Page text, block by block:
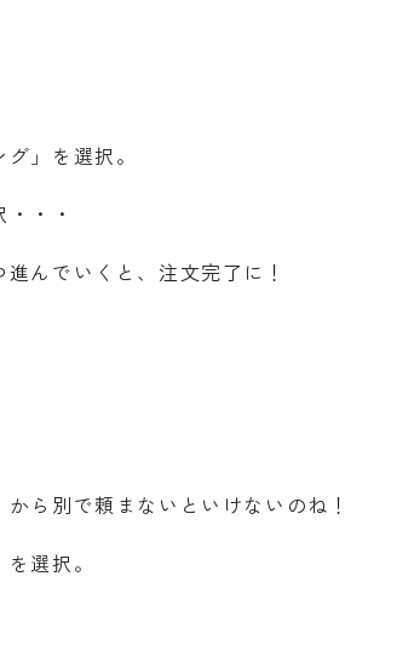
」を選択。
・・
んでいくと、注文完了に！
ら別で頼まないといけないのね！
選択。